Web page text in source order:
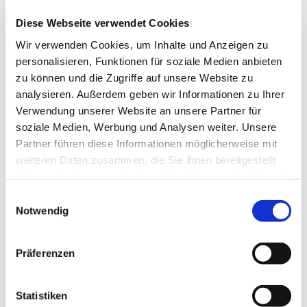
Diese Webseite verwendet Cookies
Wir verwenden Cookies, um Inhalte und Anzeigen zu
personalisieren, Funktionen für soziale Medien anbieten
zu können und die Zugriffe auf unsere Website zu
analysieren. Außerdem geben wir Informationen zu Ihrer
Verwendung unserer Website an unsere Partner für
soziale Medien, Werbung und Analysen weiter. Unsere
Partner führen diese Informationen möglicherweise mit
weiteren Daten zusammen, die Sie ihnen bereitgestellt
Notwendig
Präferenzen
Statistiken
getauft. Aber auch eine spätere Taufe ist möglich,
wenn das Kind schon bewusst wahrnimmt, was
geschieht.
Was spricht für eine Kindertaufe?
Die Taufe soll als ein Geschenk Gottes verstanden
werden. Gott spricht den kleinen Kindern seine
Liebe zu, unabhängig davon, wie sie sich verhalten.
bezeugen und den Kindern von ihrem Glauben, aber